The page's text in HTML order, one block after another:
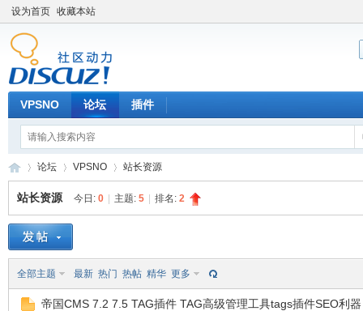
设为首页 收藏本站
VPSNO 论坛 插件
VP»
论坛
›
VPSNO 站长资源
站长资源 今日: 0 主题: 5 排名: 2
全部主题 最新 热门 热帖 精华 更多
帝国CMS 7.2 7.5 TAG插件 TAG高级管理工具tags插件SEO利器